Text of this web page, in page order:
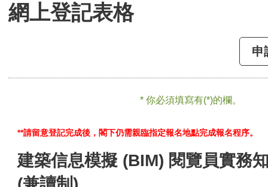
網上登記表格
申
* 你必須填寫有(*)的欄。
**請留意登記完成後，閣下仍需親臨指定報名地點完成報名程序。
建築信息模擬 (BIM) 閱覽員實務